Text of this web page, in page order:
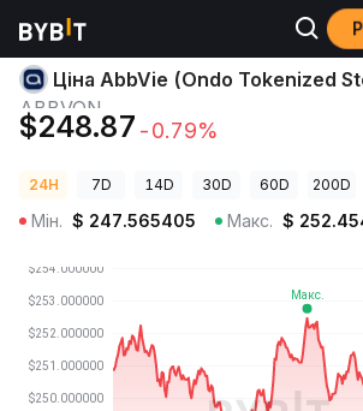
Ціни криптовалют Ціна AbbVie (Ondo
Ціна AbbVie (Ondo Tokenized
ABBVON
$248.87 -0.79%
24H 7D 14D 30D 60D 200D
Мін. $ 247.565405 Макс. $